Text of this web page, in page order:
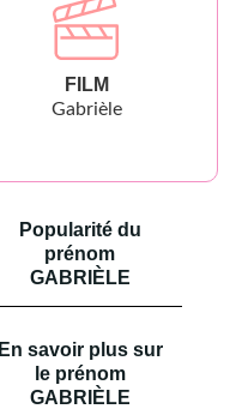
FILM
Gabrièle
Popularité du
prénom
GABRIÈLE
En savoir plus sur
le prénom
GABRIÈLE